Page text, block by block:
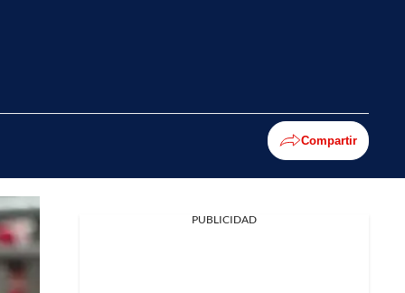
Compartir
PUBLICIDAD